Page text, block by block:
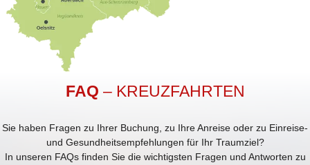
FAQ – KREUZFAHRTEN
Sie haben Fragen zu Ihrer Buchung, zu Ihre Anreise oder zu Einreise-
und Gesundheitsempfehlungen für Ihr Traumziel?
In unseren FAQs finden Sie die wichtigsten Fragen und Antworten zu